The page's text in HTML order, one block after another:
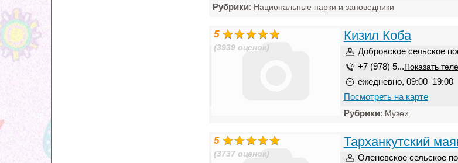
Рубрики: Национальные парки и заповедники
5
(3939 оценок)
Кизил Коба
Добровское сельское
+7 (978) 5... Показать
ежедневно, 09:00–19:00
Посмотреть на карте
Рубрики: Музеи
5
(3737 оценок)
Тарханкутский
Оленевское сельское